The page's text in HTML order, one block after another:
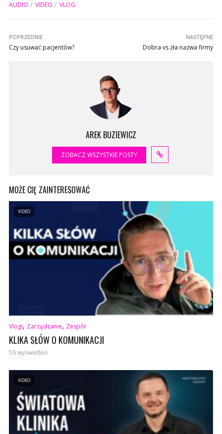
AUDIO VIDEO VLOG
POPRZEDNIE
Czy usuwać pacjentów?
NASTĘPNE
Dobra vs zła nazwa firmy
AREK BUZIEWICZ
ZOBACZ WSZYSTKIE POSTY
MOŻE CIĘ ZAINTERESOWAĆ
VIDEO
Vlogi, Zarządzanie, Zespół
KLIKA SŁÓW O KOMUNIKACJI
59 wyświetleń
VIDEO